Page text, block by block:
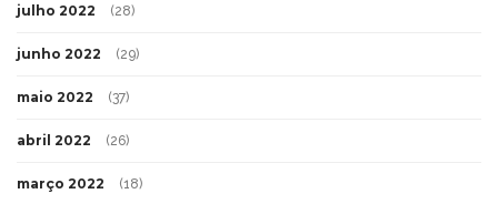
julho 2022 (28)
junho 2022 (29)
maio 2022 (37)
abril 2022 (26)
março 2022 (18)